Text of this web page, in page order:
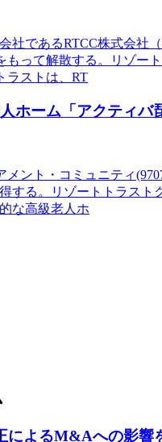
社であるRTCC株式会
って解散する。リゾ
ラストは、RT
ホーム「アクティ
メント・コミュニティ
する。リゾートトラス
な高級老人ホ
によるM&Aへの影響